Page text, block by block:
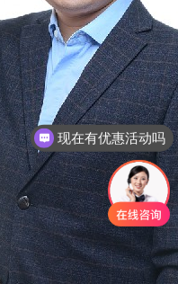
现在有优惠活动吗